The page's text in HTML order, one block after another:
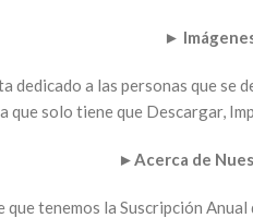
►
dedicado a las personas que
que solo tiene que Descargar,
►Acerca de
que tenemos la Suscripción